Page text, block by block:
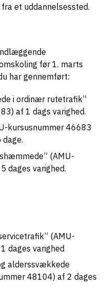
et uddannelsessted.
før 1. marts
har gennemført:
i ordinær rutetrafik”
af 1 dags varighed.
kursusnummer 46683
(AMU-
dages varighed.
(AMU-
dages varighed
alderssvækkede
48104) af 2 dages